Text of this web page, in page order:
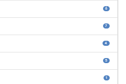
6
7
4
5
1